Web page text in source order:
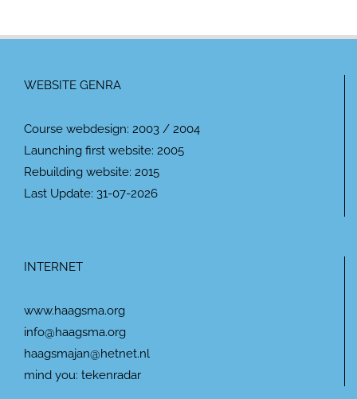
WEBSITE GENRA
Course webdesign: 2003 / 2004
Launching first website: 2005
Rebuilding website: 2015
Last Update: 31-07-2026
INTERNET
www.haagsma.org
info@haagsma.org
haagsmajan@hetnet.nl
mind you: tekenradar